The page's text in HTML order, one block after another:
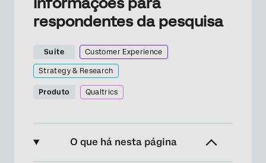
respondentes da pesquisa
Suite Customer Experience
Strategy & Research
Produto Qualtrics
O que há nesta página